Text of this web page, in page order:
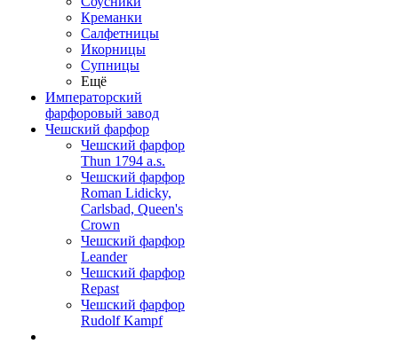
Креманки
Салфетницы
Икорницы
Супницы
Ещё
Императорский
фарфоровый завод
Чешский фарфор
Чешский фарфор
Thun 1794 a.s.
Чешский фарфор
Roman Lidicky,
Carlsbad, Queen's
Crown
Чешский фарфор
Leander
Чешский фарфор
Repast
Чешский фарфор
Rudolf Kampf